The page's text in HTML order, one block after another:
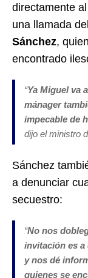
directamente
una llamada
Sánchez,
encontrado
“Ya Miguel va
mánager
impecable de
dijo el ministro
Sánchez
a denunciar
secuestro:
“No nos
invitación es a
y nos dé
quienes se